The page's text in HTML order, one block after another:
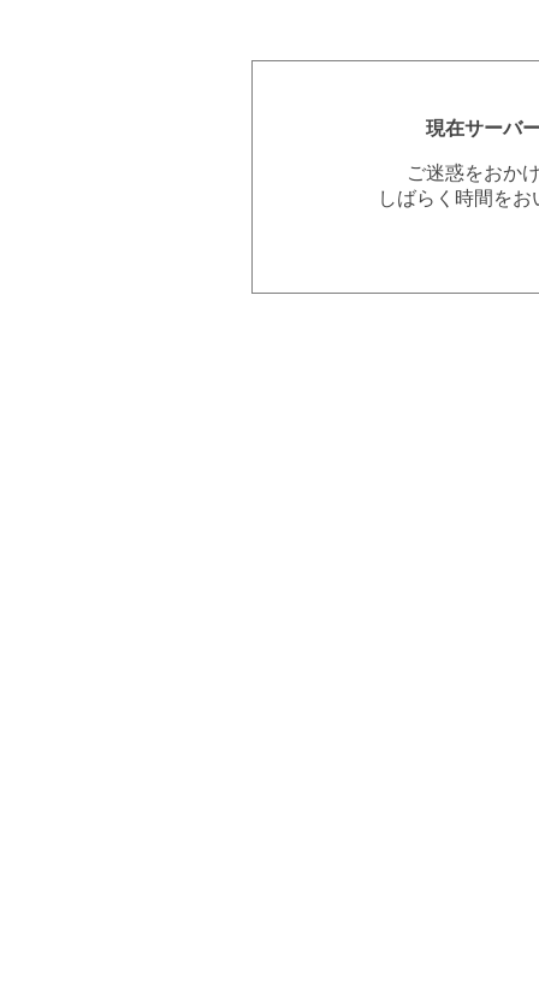
現在サーバ
ご迷惑をおか
しばらく時間を